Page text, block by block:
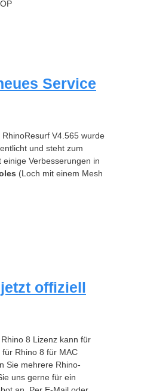
Service
RhinoResurf V4.565 wurde
und steht zum
Verbesserungen in
(Loch mit einem Mesh
offiziell
8 Lizenz kann für
Rhino 8 für MAC
Sie mehrere Rhino-
uns gerne für ein